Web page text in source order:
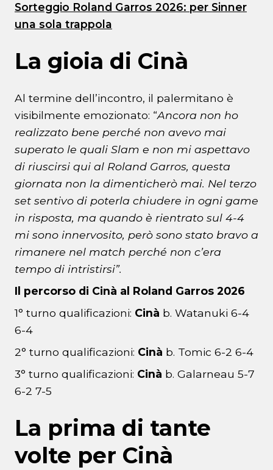
Sorteggio Roland Garros 2026: per Sinner
una sola trappola
La gioia di Cinà
Al termine dell’incontro, il palermitano è
visibilmente emozionato: “Ancora non ho
realizzato bene perché non avevo mai
superato le quali Slam e non mi aspettavo
di riuscirsi qui al Roland Garros, questa
giornata non la dimenticherò mai. Nel terzo
set sentivo di poterla chiudere in ogni game
in risposta, ma quando è rientrato sul 4-4
mi sono innervosito, però sono stato bravo a
rimanere nel match perché non c’era
tempo di intristirsi”.
Il percorso di Cinà al Roland Garros 2026
1° turno qualificazioni: Cinà b. Watanuki 6-4
6-4
2° turno qualificazioni: Cinà b. Tomic 6-2 6-4
3° turno qualificazioni: Cinà b. Galarneau 5-7
6-2 7-5
La prima di tante
volte per Cinà